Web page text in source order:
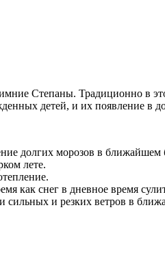
Степаны. Традиционно в
детей, и их появление в
долгих морозов в
лете.
как снег в дневное время
сильных и резких ветров в